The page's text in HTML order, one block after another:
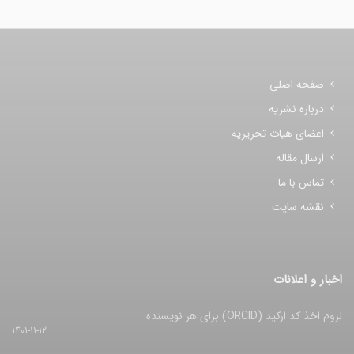
صفحه اصلی
درباره نشریه
اعضای هیات تحریریه
ارسال مقاله
تماس با ما
نقشه سایت
اخبار و اعلانات
لزوم اخذ کد ارکید (ORCID) برای هر نویسنده
1401-11-12